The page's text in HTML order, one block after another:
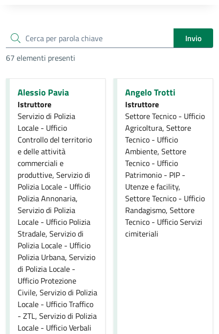
cerca
Invio
67 elementi presenti
Alessio Pavia
Istruttore
Servizio di Polizia
Locale - Ufficio
Controllo del territorio
e delle attività
commerciali e
produttive, Servizio di
Polizia Locale - Ufficio
Polizia Annonaria,
Servizio di Polizia
Locale - Ufficio Polizia
Stradale, Servizio di
Polizia Locale - Ufficio
Polizia Urbana, Servizio
di Polizia Locale -
Ufficio Protezione
Civile, Servizio di Polizia
Locale - Ufficio Traffico
- ZTL, Servizio di Polizia
Locale - Ufficio Verbali
Angelo Trotti
Istruttore
Settore Tecnico - Ufficio
Agricoltura, Settore
Tecnico - Ufficio
Ambiente, Settore
Tecnico - Ufficio
Patrimonio - PIP -
Utenze e facility,
Settore Tecnico - Ufficio
Randagismo, Settore
Tecnico - Ufficio Servizi
cimiteriali